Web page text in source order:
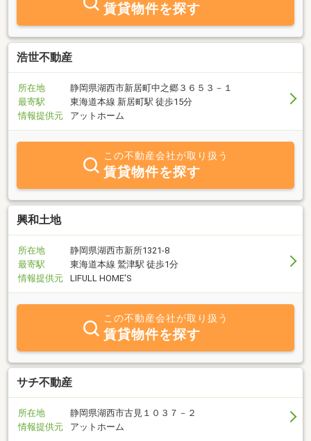
賃貸物件を探す
浩世不動産
所在地
静岡県湖西市新居町中之郷３６５３－１
最寄駅
東海道本線 新居町駅 徒歩15分
情報提供元
アットホーム
この不動産会社が取り扱う
賃貸物件を探す
興和土地
所在地
静岡県湖西市新所1321-8
最寄駅
東海道本線 鷲津駅 徒歩1分
情報提供元
LIFULL HOME'S
この不動産会社が取り扱う
賃貸物件を探す
サチ不動産
所在地
静岡県湖西市古見１０３７－２
情報提供元
アットホーム